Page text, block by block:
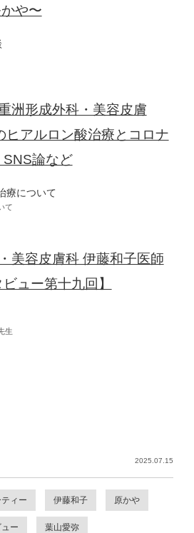
や〜
洲形成外科・美容皮膚
ヒアルロン酸治療とコロナ
論など
て
美容皮膚科 伊藤和子医師
ュー第十九回】
生
2025.07.15
ィー 伊藤和子 原かや
ー 葉山愛弥